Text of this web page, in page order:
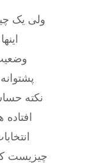
ولی‌ یک
نکته
چیزیست